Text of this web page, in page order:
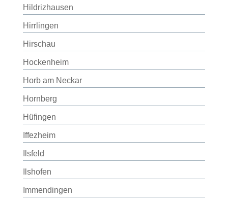
Hildrizhausen
Hirrlingen
Hirschau
Hockenheim
Horb am Neckar
Hornberg
Hüfingen
Iffezheim
Ilsfeld
Ilshofen
Immendingen